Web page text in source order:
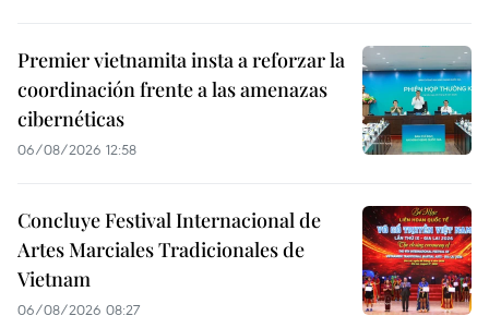
Premier vietnamita insta a reforzar la
coordinación frente a las amenazas
cibernéticas
06/08/2026 12:58
Concluye Festival Internacional de
Artes Marciales Tradicionales de
Vietnam
06/08/2026 08:27